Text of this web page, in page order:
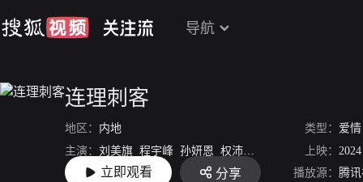
导航
连理刺客
地区： 内地 类型： 爱情
主演： 刘美旗 程宇峰 孙妍恩 权沛伦 包小平 闫
上映： 2024
导演： 张博维
立即观看 分享 播放源： 腾